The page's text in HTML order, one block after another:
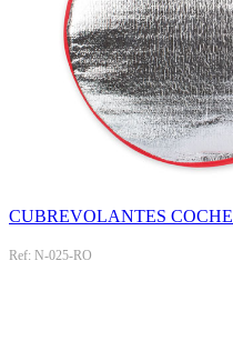
CUBREVOLANTES
Ref: N-025-RO